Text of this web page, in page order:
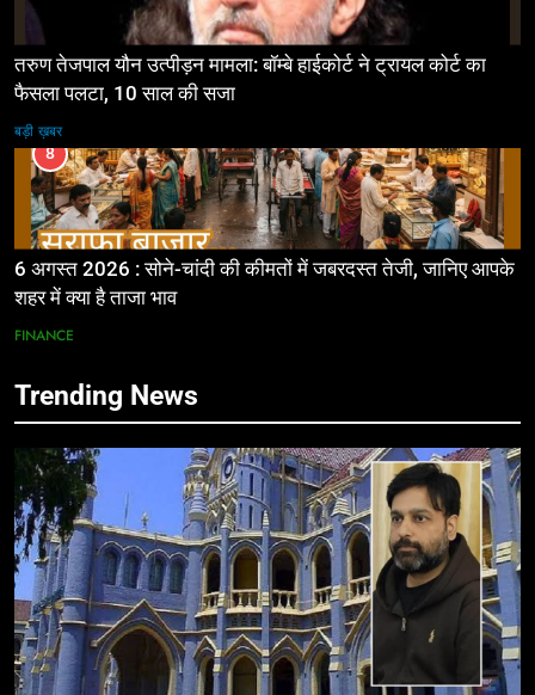
तरुण तेजपाल यौन उत्पीड़न मामला: बॉम्बे हाईकोर्ट ने ट्रायल कोर्ट का
फैसला पलटा, 10 साल की सजा
बड़ी ख़बर
8
6 अगस्त 2026 : सोने-चांदी की कीमतों में जबरदस्त तेजी, जानिए आपके
शहर में क्या है ताजा भाव
FINANCE
Trending News